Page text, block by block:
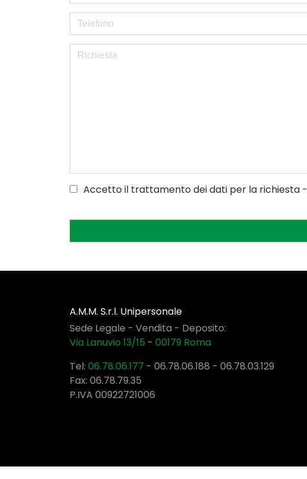
Accetto il trattamento dei dati per la richiesta -
A.M.M. S.r.l. Unipersonale
Sede Legale - Vendita - Deposito:
Via Lanuvio 13/15 - 00179 Roma
Tel: 06.78.06.177 - 06.78.06.188 - 06.78.03.129
Fax: 06.78.79.35
P.IVA 00922721006